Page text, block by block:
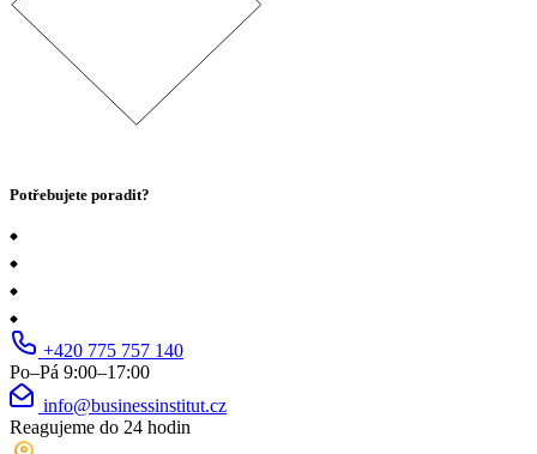
Potřebujete poradit?
+420 775 757 140
Po–Pá 9:00–17:00
info@businessinstitut.cz
Reagujeme do 24 hodin